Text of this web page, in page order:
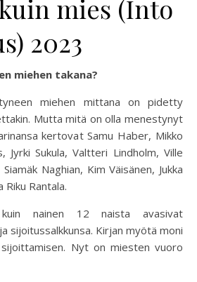
mies (Into
2023
miehen takana?
miehen mittana on pidetty
Mutta mitä on olla menestynyt
kertovat Samu Haber, Mikko
Jyrki Sukula, Valtteri Lindholm, Ville
Naghian, Kim Väisänen, Jukka
Riku Rantala.
nainen 12 naista avasivat
sijoitussalkkunsa. Kirjan myötä moni
Nyt on miesten vuoro